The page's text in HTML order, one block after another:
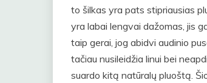
to šilkas yra pats stipriausias
yra labai lengvai dažomas, jis
taip gerai, jog abidvi audinio
tačiau nusileidžia linui bei
suardo kitą natūralų pluoštą.